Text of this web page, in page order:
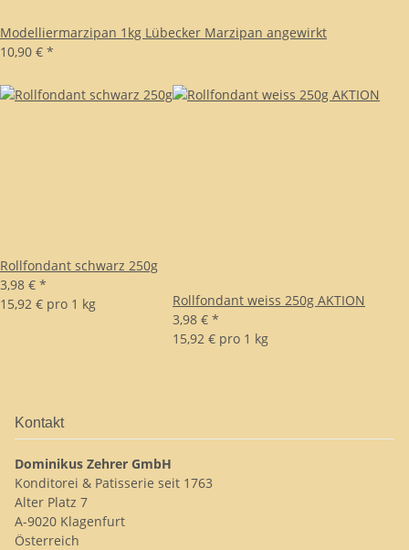
Modelliermarzipan 1kg Lübecker Marzipan angewirkt
10,90 € *
Rollfondant schwarz 250g
3,98 € *
15,92 € pro 1 kg
Rollfondant weiss 250g AKTION
3,98 € *
15,92 € pro 1 kg
Kontakt
Dominikus Zehrer GmbH
Konditorei & Patisserie seit 1763
Alter Platz 7
A-9020 Klagenfurt
Österreich